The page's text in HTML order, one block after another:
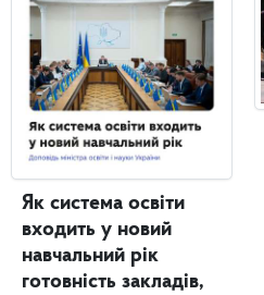
Як система освіти
входить у новий
навчальний рік
готовність закладів,